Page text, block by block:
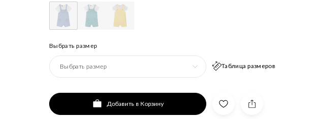
Выбрать размер
Таблица размеров
Выбрать размер
Добавить в Корзину